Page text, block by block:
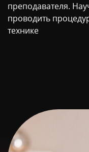
преподавателя.
проводить
технике